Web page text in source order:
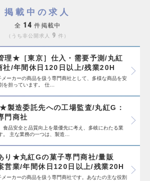
掲載中の求人
全 14 件掲載中
うち非公開求人 9 件
理★［東京］仕入・需要予測/丸紅
社/年間休日120日以上/残業20H
ーカーの商品を扱う専門商社として、多様な商品を安
を担っています。 仕…
造委託先への工場監査/丸紅G：
門商社
食品安全と品質向上を最優先に考え、多岐にわたる業
。 主な業務の一つは、製造…
り★丸紅Gの菓子専門商社/量販
営業/年間休日120日以上/残業20H
ーカーの商品を扱う専門商社です。あなたの主な役割